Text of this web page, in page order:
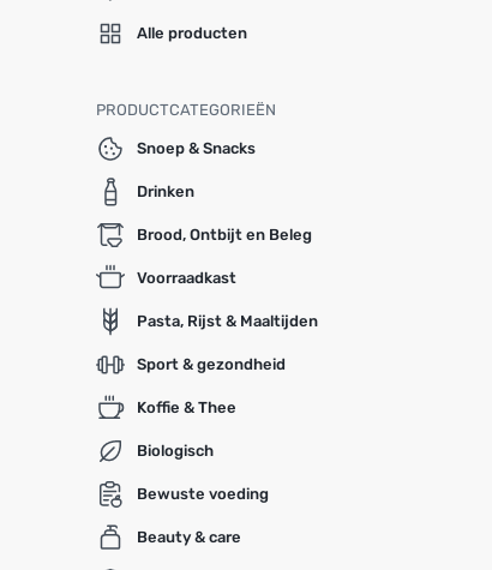
Alle producten
PRODUCTCATEGORIEËN
Snoep & Snacks
Drinken
Brood, Ontbijt en Beleg
Voorraadkast
Pasta, Rijst & Maaltijden
Sport & gezondheid
Koffie & Thee
Biologisch
Bewuste voeding
Beauty & care